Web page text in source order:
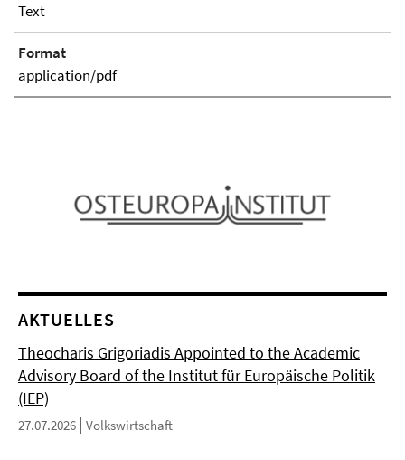
Text
Format
application/pdf
AKTUELLES
Theocharis Grigoriadis Appointed to the Academic
Advisory Board of the Institut für Europäische Politik
(IEP)
27.07.2026 Volkswirtschaft